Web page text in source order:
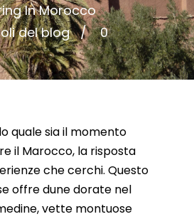
In Morocco
del blog
0
quale sia il momento
il Marocco, la risposta
che cerchi. Questo
offre dune dorate nel
vette montuose